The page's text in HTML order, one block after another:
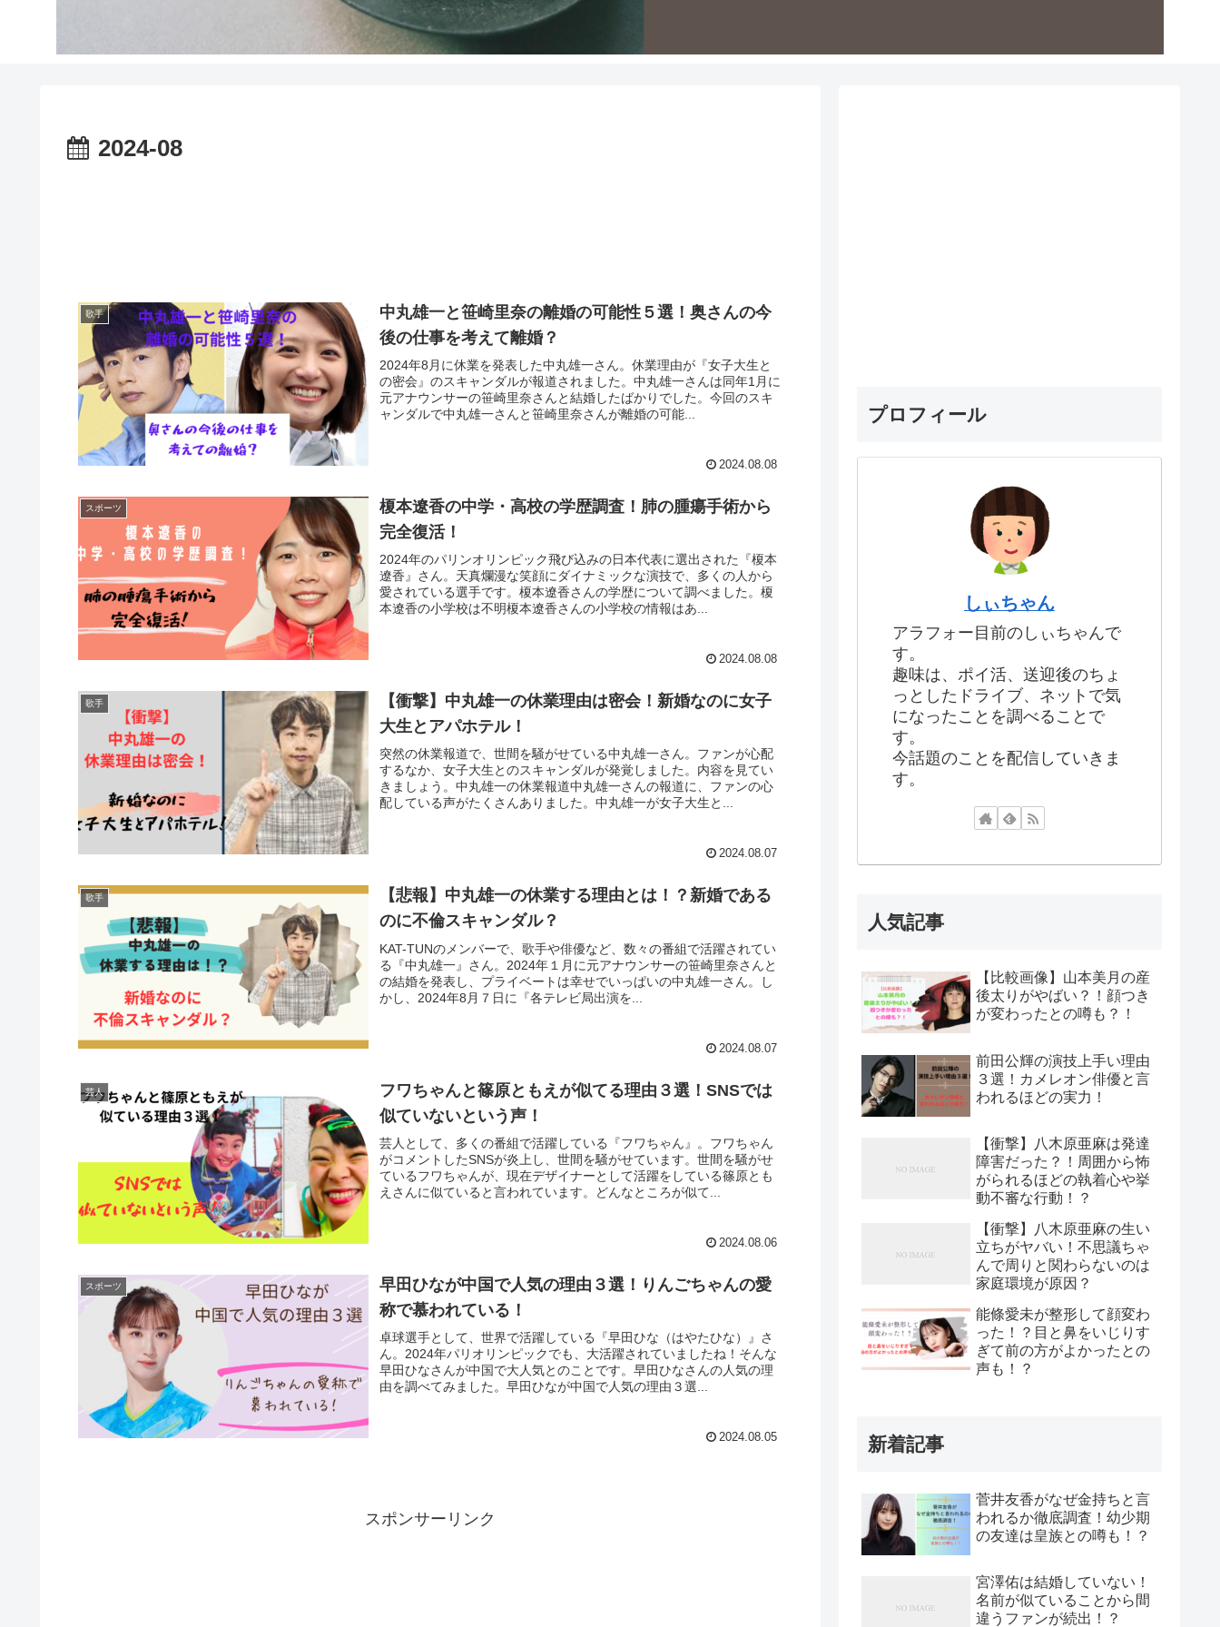
2024-08
歌手
中丸雄一と笹崎里奈の離婚の可能性５選！奥さんの今
後の仕事を考えて離婚？
2024年8月に休業を発表した中丸雄一さん。休業理由が『女子大生と
の密会』のスキャンダルが報道されました。中丸雄一さんは同年1月に
元アナウンサーの笹崎里奈さんと結婚したばかりでした。今回のスキ
ャンダルで中丸雄一さんと笹崎里奈さんが離婚の可能...
2024.08.08
スポーツ
榎本遼香の中学・高校の学歴調査！肺の腫瘍手術から
完全復活！
2024年のパリンオリンピック飛び込みの日本代表に選出された『榎本
遼香』さん。天真爛漫な笑顔にダイナミックな演技で、多くの人から
愛されている選手です。榎本遼香さんの学歴について調べました。榎
本遼香の小学校は不明榎本遼香さんの小学校の情報はあ...
2024.08.08
歌手
【衝撃】中丸雄一の休業理由は密会！新婚なのに女子
大生とアパホテル！
突然の休業報道で、世間を騒がせている中丸雄一さん。ファンが心配
するなか、女子大生とのスキャンダルが発覚しました。内容を見てい
きましょう。中丸雄一の休業報道中丸雄一さんの報道に、ファンの心
配している声がたくさんありました。中丸雄一が女子大生と...
2024.08.07
歌手
【悲報】中丸雄一の休業する理由とは！？新婚である
のに不倫スキャンダル？
KAT-TUNのメンバーで、歌手や俳優など、数々の番組で活躍されてい
る『中丸雄一』さん。2024年１月に元アナウンサーの笹崎里奈さんと
の結婚を発表し、プライベートは幸せでいっぱいの中丸雄一さん。し
かし、2024年8月７日に『各テレビ局出演を...
2024.08.07
芸人
フワちゃんと篠原ともえが似てる理由３選！SNSでは
似ていないという声！
芸人として、多くの番組で活躍している『フワちゃん』。フワちゃん
がコメントしたSNSが炎上し、世間を騒がせています。世間を騒がせ
ているフワちゃんが、現在デザイナーとして活躍をしている篠原とも
えさんに似ていると言われています。どんなところが似て...
2024.08.06
スポーツ
早田ひなが中国で人気の理由３選！りんごちゃんの愛
称で慕われている！
卓球選手として、世界で活躍している『早田ひな（はやたひな）』さ
ん。2024年パリオリンピックでも、大活躍されていましたね！そんな
早田ひなさんが中国で大人気とのことです。早田ひなさんの人気の理
由を調べてみました。早田ひなが中国で人気の理由３選...
2024.08.05
スポンサーリンク
プロフィール
しぃちゃん
アラフォー目前のしぃちゃんで
す。
趣味は、ポイ活、送迎後のちょ
っとしたドライブ、ネットで気
になったことを調べることで
す。
今話題のことを配信していきま
す。
人気記事
【比較画像】山本美月の産
後太りがやばい？！顔つき
が変わったとの噂も？！
前田公輝の演技上手い理由
３選！カメレオン俳優と言
われるほどの実力！
【衝撃】八木原亜麻は発達
障害だった？！周囲から怖
がられるほどの執着心や挙
動不審な行動！？
【衝撃】八木原亜麻の生い
立ちがヤバい！不思議ちゃ
んで周りと関わらないのは
家庭環境が原因？
能條愛未が整形して顔変わ
った！？目と鼻をいじりす
ぎて前の方がよかったとの
声も！？
新着記事
菅井友香がなぜ金持ちと言
われるか徹底調査！幼少期
の友達は皇族との噂も！？
宮澤佑は結婚していない！
名前が似ていることから間
違うファンが続出！？